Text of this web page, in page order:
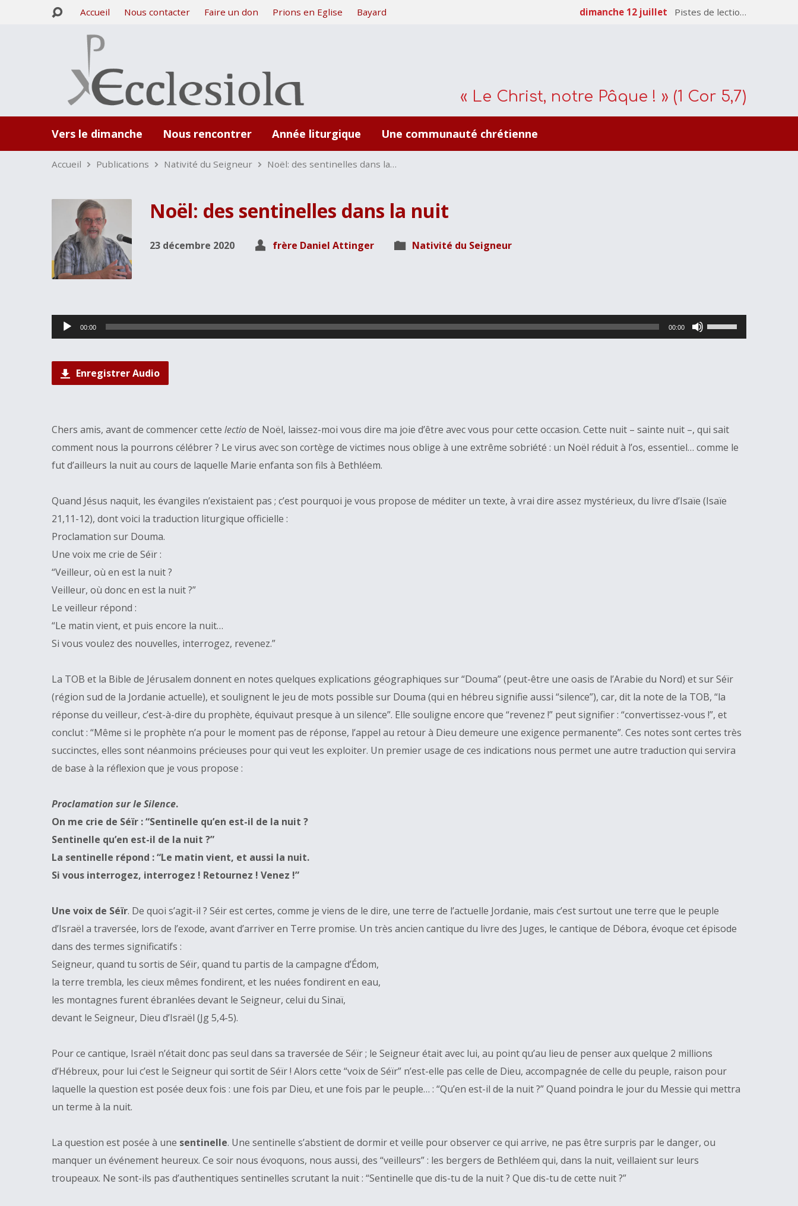
Accueil Nous contacter Faire un don Prions en Eglise Bayard dimanche 12 juillet Pistes de lectio…
« Le Christ, notre Pâque ! » (1 Cor 5,7)
Vers le dimanche Nous rencontrer Année liturgique Une communauté chrétienne
Accueil Publications Nativité du Seigneur Noël: des sentinelles dans la…
Noël: des sentinelles dans la nuit
23 décembre 2020 frère Daniel Attinger Nativité du Seigneur
Lecteur
audio
00:00 00:00
Utilisez
les
ou
diminuer
Enregistrer Audio
Chers amis, avant de commencer cette lectiode Noël, laissez-moi vous dire ma joie d’être avec vous pour cette occasion. Cette nuit – sainte nuit –, qui sait
comment nous la pourrons célébrer ? Le virus avec son cortège de victimes nous oblige à une extrême sobriété : un Noël réduit à l’os, essentiel… comme le
fut d’ailleurs la nuit au cours de laquelle Marie enfanta son fils à Bethléem.
Quand Jésus naquit, les évangiles n’existaient pas ; c’est pourquoi je vous propose de méditer un texte, à vrai dire assez mystérieux, du livre d’Isaïe (Isaïe
21,11-12), dont voici la traduction liturgique officielle :
Proclamation sur Douma.
Une voix me crie de Séïr :
“Veilleur, où en est la nuit ?
Veilleur, où donc en est la nuit ?”
Le veilleur répond :
“Le matin vient, et puis encore la nuit…
Si vous voulez des nouvelles, interrogez, revenez.”
La TOB et la Bible de Jérusalem donnent en notes quelques explications géographiques sur “Douma” (peut-être une oasis de l’Arabie du Nord) et sur Séïr
(région sud de la Jordanie actuelle), et soulignent le jeu de mots possible sur Douma (qui en hébreu signifie aussi “silence”), car, dit la note de la TOB, “la
réponse du veilleur, c’est-à-dire du prophète, équivaut presque à un silence”. Elle souligne encore que “revenez !” peut signifier : “convertissez-vous !”, et
conclut : “Même si le prophète n’a pour le moment pas de réponse, l’appel au retour à Dieu demeure une exigence permanente”. Ces notes sont certes très
succinctes, elles sont néanmoins précieuses pour qui veut les exploiter. Un premier usage de ces indications nous permet une autre traduction qui servira
de base à la réflexion que je vous propose :
Proclamation sur le Silence.
On me crie de Séïr : “Sentinelle qu’en est-il de la nuit ?
Sentinelle qu’en est-il de la nuit ?”
La sentinelle répond : “Le matin vient, et aussi la nuit.
Si vous interrogez, interrogez ! Retournez ! Venez !”
Une voix de Séïr. De quoi s’agit-il ? Séir est certes, comme je viens de le dire, une terre de l’actuelle Jordanie, mais c’est surtout une terre que le peuple
d’Israël a traversée, lors de l’exode, avant d’arriver en Terre promise. Un très ancien cantique du livre des Juges, le cantique de Débora, évoque cet épisode
dans des termes significatifs :
Seigneur, quand tu sortis de Séïr, quand tu partis de la campagne d’Édom,
la terre trembla, les cieux mêmes fondirent, et les nuées fondirent en eau,
les montagnes furent ébranlées devant le Seigneur, celui du Sinaï,
devant le Seigneur, Dieu d’Israël (Jg 5,4-5).
Pour ce cantique, Israël n’était donc pas seul dans sa traversée de Séïr ; le Seigneur était avec lui, au point qu’au lieu de penser aux quelque 2 millions
d’Hébreux, pour lui c’est le Seigneur qui sortit de Séïr ! Alors cette “voix de Séïr” n’est-elle pas celle de Dieu, accompagnée de celle du peuple, raison pour
laquelle la question est posée deux fois : une fois par Dieu, et une fois par le peuple… : “Qu’en est-il de la nuit ?” Quand poindra le jour du Messie qui mettra
un terme à la nuit.
La question est posée à une sentinelle. Une sentinelle s’abstient de dormir et veille pour observer ce qui arrive, ne pas être surpris par le danger, ou
manquer un événement heureux. Ce soir nous évoquons, nous aussi, des “veilleurs” : les bergers de Bethléem qui, dans la nuit, veillaient sur leurs
troupeaux. Ne sont-ils pas d’authentiques sentinelles scrutant la nuit : “Sentinelle que dis-tu de la nuit ? Que dis-tu de cette nuit ?”